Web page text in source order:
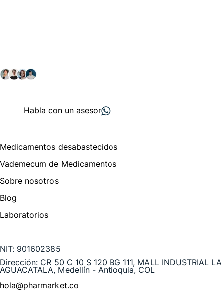
Habla con un asesor
Medicamentos desabastecidos
Vademecum de Medicamentos
Sobre nosotros
Blog
Laboratorios
NIT: 901602385
Dirección: CR 50 C 10 S 120 BG 111, MALL INDUSTRIAL LA
AGUACATALA, Medellín - Antioquia, COL
hola@pharmarket.co